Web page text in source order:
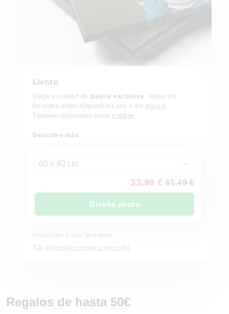
Lienzo
Regala calidad de galería exclusiva. Todos los
formatos están disponibles con o sin marco.
También disponible como collage .
Descubre más
60 x 40 cm
33,99 € 61,49 €
Diseña ahora
Producción 3 días laborables
Disponible entrega urgente 48h
Regalos de hasta 50€